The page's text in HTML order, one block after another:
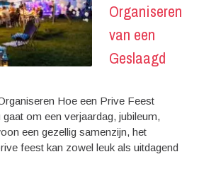
Organiseren
van een
Geslaagd
Hoe een Prive Feest
om een verjaardag, jubileum,
een gezellig samenzijn, het
feest kan zowel leuk als uitdagend